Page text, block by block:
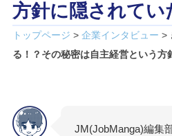
方針に隠されてい
トップページ > 企業インタビュー >
る！？その秘密は自主経営という方
JM(JobManga)編集